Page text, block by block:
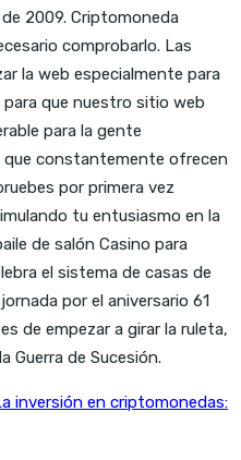
2009. Criptomoneda
comprobarlo. Las
la web especialmente para
que nuestro sitio web
para la gente
que constantemente ofrecen
por primera vez
tu entusiasmo en la
de salón Casino para
el sistema de casas de
por el aniversario 61
de empezar a girar la ruleta,
Guerra de Sucesión.
inversión en criptomonedas: